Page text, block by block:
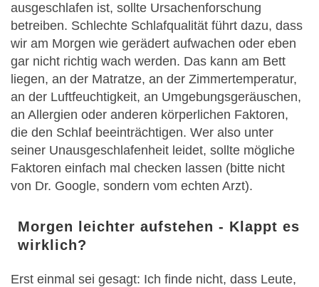
ausgeschlafen ist, sollte Ursachenforschung
betreiben. Schlechte Schlafqualität führt dazu, dass
wir am Morgen wie gerädert aufwachen oder eben
gar nicht richtig wach werden. Das kann am Bett
liegen, an der Matratze, an der Zimmertemperatur,
an der Luftfeuchtigkeit, an Umgebungsgeräuschen,
an Allergien oder anderen körperlichen Faktoren,
die den Schlaf beeinträchtigen. Wer also unter
seiner Unausgeschlafenheit leidet, sollte mögliche
Faktoren einfach mal checken lassen (bitte nicht
von Dr. Google, sondern vom echten Arzt).
Morgen leichter aufstehen - Klappt es
wirklich?
Erst einmal sei gesagt: Ich finde nicht, dass Leute,